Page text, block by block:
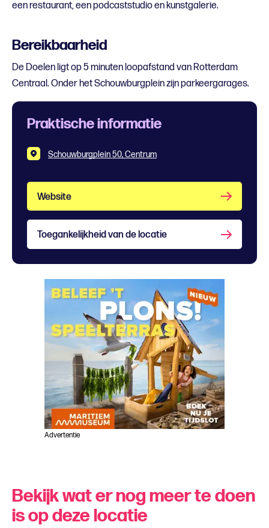
een restaurant, een podcaststudio en kunstgalerie.
Bereikbaarheid
De Doelen ligt op 5 minuten loopafstand van Rotterdam
Centraal. Onder het Schouwburgplein zijn parkeergarages.
Praktische informatie
Schouwburgplein 50, Centrum
Website
Toegankelijkheid van de locatie
Advertentie
Bekijk wat er nog meer te doen
is op deze locatie